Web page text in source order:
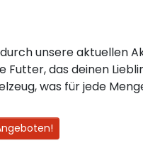
unsere aktuellen
Futter, das deinen
was für jede